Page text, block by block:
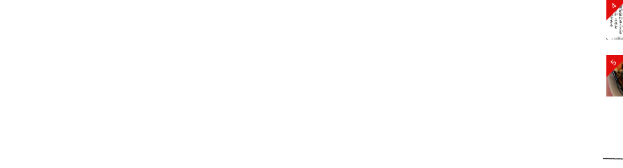
4
5